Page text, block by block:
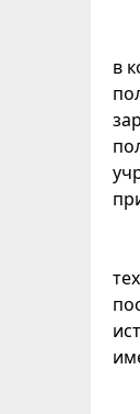
в